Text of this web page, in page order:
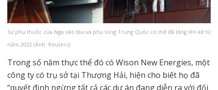
Sự phụ thuộc của Nga vào tàu và phụ tùng Trung Quốc có thể đã tăng lên kể từ
năm 2022 (Ảnh: Reuters)
Trong số năm thực thể đó có Wison New Energies, một
công ty có trụ sở tại Thượng Hải, hiện cho biết họ đã
“quyết định ngừng tất cả các dự án đang diễn ra với đối